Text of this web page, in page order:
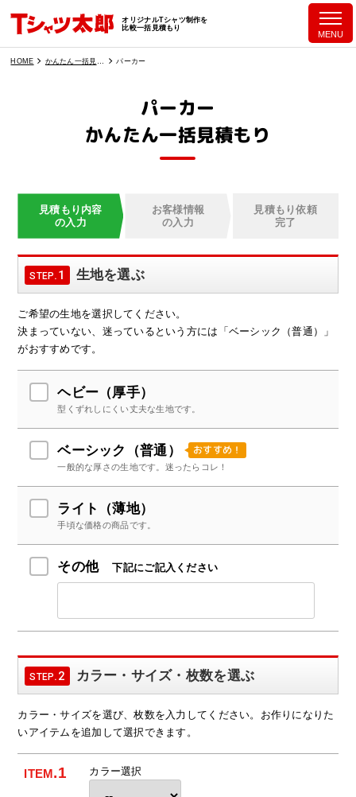
オリジナルTシャツ制作を
比較一括見積もり
HOME パーカー
パーカー
かんたん一括見積もり
見積もり内容
の入力
お客様情報
の入力
見積もり依頼
完了
STEP.1 生地を選ぶ
ご希望の生地を選択してください。
決まっていない、迷っているという方には「ベーシック（普通）」
がおすすめです。
ヘビー（厚手）
型くずれしにくい丈夫な生地です。
ベーシック（普通） おすすめ！
一般的な厚さの生地です。迷ったらコレ！
ライト（薄地）
手頃な価格の商品です。
その他下記にご記入ください
STEP.2 カラー・サイズ・枚数を選ぶ
カラー・サイズを選び、枚数を入力してください。お作りになりた
いアイテムを追加して選択できます。
ITEM.1 カラー選択
MENU